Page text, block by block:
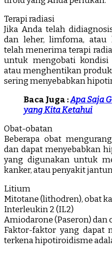
Terapi radiasi
Jika Anda telah
dan leher, limfoma, atau
telah menerima terapi
untuk mengobati
atau menghentikan
sering menyebabkan
Baca Juga :Apa Saja
yang Kita Ketahui
Obat-obatan
Beberapa obat
dan dapat menyebabkan
yang digunakan untuk
kanker, atau penyakit
Litium
Mitotane (lithodren), obat
Interleukin 2 (IL2)
Amiodarone (Paseron)
Faktor-faktor yang dapat
terkena hipotiroidisme